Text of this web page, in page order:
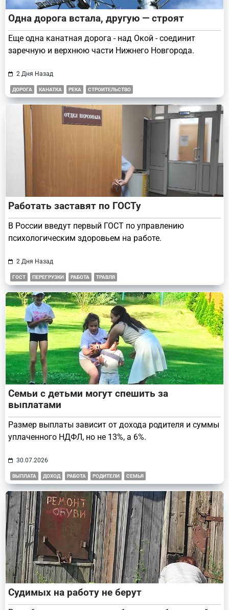
Одна дорога встала, другую — строят
Еще одна канатная дорога - над Окой - соединит
заречную и верхнюю части Нижнего Новгорода.
2 Дня Назад
ДОРОГА КАНАТКА РЕКА СТРОИТЕЛЬСТВО
Работать заставят по ГОСТу
В России введут первый ГОСТ по управлению
психологическим здоровьем на работе.
2 Дня Назад
ГОСТ ПЕРЕГРУЗКИ РАБОТА ТРАВЛЯ
Семьи с детьми могут спешить за
выплатами
Размер выплаты зависит от дохода родителя и суммы
уплаченного НДФЛ, но не 13%, а 6%.
30.07.2026
ВЫПЛАТА ДОХОД РАБОТА РОДИТЕЛИ СЕМЬЯ
Судимых на работу не берут